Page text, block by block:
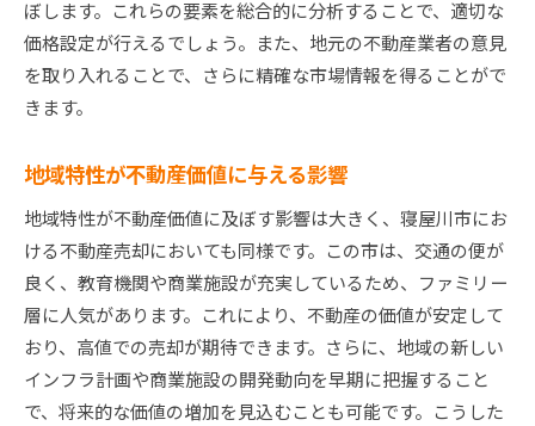
購入希望者の心理を理解する
地域の発展計画を売却に活かす
競合物件との差別化ポイント
寝屋川市での不動産売却における市場動向を理解す
る
最新の不動産価格指数とその分析
人口動態の変化が市場に与える影響
政府の政策変更とその影響
経済指標が不動産売買に与える影響
ぼします。これらの要素を総合的に分析することで、適切な
価格設定が行えるでしょう。また、地元の不動産業者の意見
を取り入れることで、さらに精確な市場情報を得ることがで
きます。
地域特性が不動産価値に与える影響
地域特性が不動産価値に及ぼす影響は大きく、寝屋川市にお
ける不動産売却においても同様です。この市は、交通の便が
良く、教育機関や商業施設が充実しているため、ファミリー
層に人気があります。これにより、不動産の価値が安定して
おり、高値での売却が期待できます。さらに、地域の新しい
インフラ計画や商業施設の開発動向を早期に把握すること
で、将来的な価値の増加を見込むことも可能です。こうした